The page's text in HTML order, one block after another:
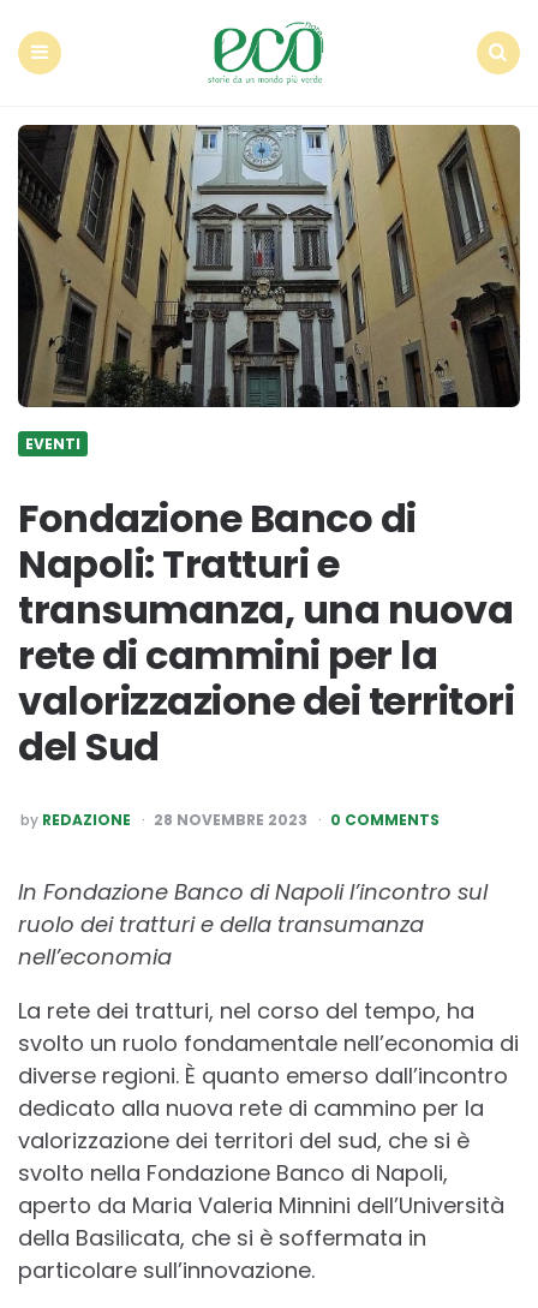
EVENTI
Fondazione Banco di
Napoli: Tratturi e
transumanza, una nuova
rete di cammini per la
valorizzazione dei territori
del Sud
POSTED
BY
by REDAZIONE 28 NOVEMBRE 2023 0 COMMENTS
In Fondazione Banco di Napoli l’incontro sul
ruolo dei tratturi e della transumanza
nell’economia
La rete dei tratturi, nel corso del tempo, ha
svolto un ruolo fondamentale nell’economia di
diverse regioni. È quanto emerso dall’incontro
dedicato alla nuova rete di cammino per la
valorizzazione dei territori del sud, che si è
svolto nella Fondazione Banco di Napoli,
aperto da Maria Valeria Minnini dell’Università
della Basilicata, che si è soffermata in
particolare sull’innovazione.